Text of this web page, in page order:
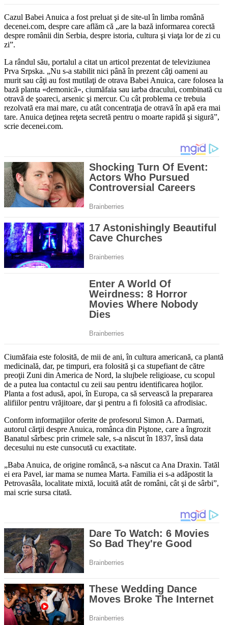
Cazul Babei Anuica a fost preluat şi de site-ul în limba română
decenei.com, despre care aflăm că „are la bază informarea corectă
despre românii din Serbia, despre istoria, cultura şi viaţa lor de zi cu
zi”.
La rândul său, portalul a citat un articol prezentat de televiziunea
Prva Srpska. „Nu s-a stabilit nici până în prezent câţi oameni au
murit sau câţi au fost mutilaţi de otrava Babei Anuica, care folosea la
bază planta «demonică», ciumăfaia sau iarba dracului, combinată cu
otravă de şoareci, arsenic şi mercur. Cu cât problema ce trebuia
rezolvată era mai mare, cu atât concentraţia de otravă în apă era mai
tare. Anuica deţinea reţeta secretă pentru o moarte rapidă şi sigură”,
scrie decenei.com.
Ciumăfaia este folosită, de mii de ani, în cultura americană, ca plantă
medicinală, dar, pe timpuri, era folosită şi ca stupefiant de către
preoţii Zuni din America de Nord, la slujbele religioase, cu scopul
de a putea lua contactul cu zeii sau pentru identificarea hoţilor.
Planta a fost adusă, apoi, în Europa, ca să servească la prepararea
alifiilor pentru vrăjitoare, dar şi pentru a fi folosită ca afrodisiac.
Conform informaţiilor oferite de profesorul Simon A. Darmati,
autorul cărţii despre Anuica, românca din Piştone, care a îngrozit
Banatul sârbesc prin crimele sale, s-a născut în 1837, însă data
decesului nu este cunsocută cu exactitate.
„Baba Anuica, de origine româncă, s-a născut ca Ana Draxin. Tatăl
ei era Pavel, iar mama se numea Marta. Familia ei s-a adăpostit la
Petrovasâla, localitate mixtă, locuită atât de români, cât şi de sârbi”,
mai scrie sursa citată.